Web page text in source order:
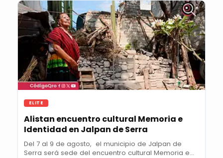
ELITE
Alistan encuentro cultural Memoria e
Identidad en Jalpan de Serra
Del 7 al 9 de agosto, el municipio de Jalpan de
Serra será sede del encuentro cultural Memoria e...